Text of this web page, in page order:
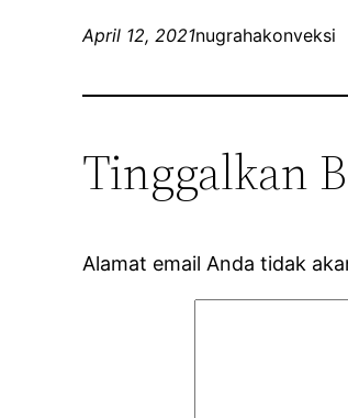
April 12, 2021nugrahakonveksi
Tinggalkan
Alamat email Anda tidak